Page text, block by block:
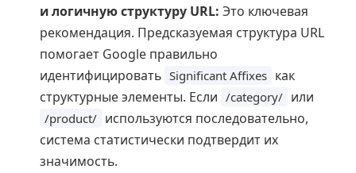
и логичную структуру URL: Это ключевая
рекомендация. Предсказуемая структура URL
помогает Google правильно
идентифицировать Significant Affixes как
структурные элементы. Если /category/ или
/product/ используются последовательно,
система статистически подтвердит их
значимость.